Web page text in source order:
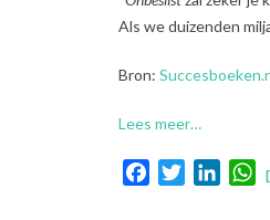
Als we duizenden
Bron:
Lees meer…
FacebookTwitter